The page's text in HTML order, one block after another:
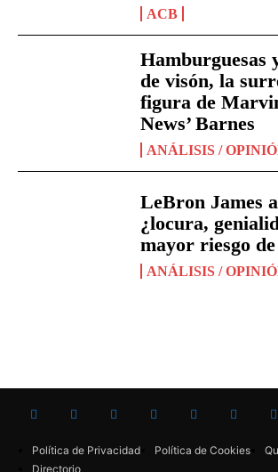
ACB
Hamburguesas
de visón, la
figura de
News’ Barnes
ANÁLISIS /
LeBron James
¿locura,
mayor riesgo
ANÁLISIS /
Política de Privacidad Política de Cookies
Directorio